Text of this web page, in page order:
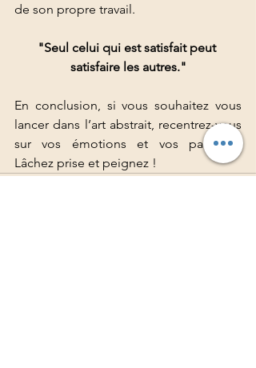
de son propre travail.
"Seul celui qui est satisfait peut
satisfaire les autres."
En conclusion, si vous souhaitez vous
lancer dans l’art abstrait, recentrez-vous
sur vos émotions et vos passions.
Lâchez prise et peignez !